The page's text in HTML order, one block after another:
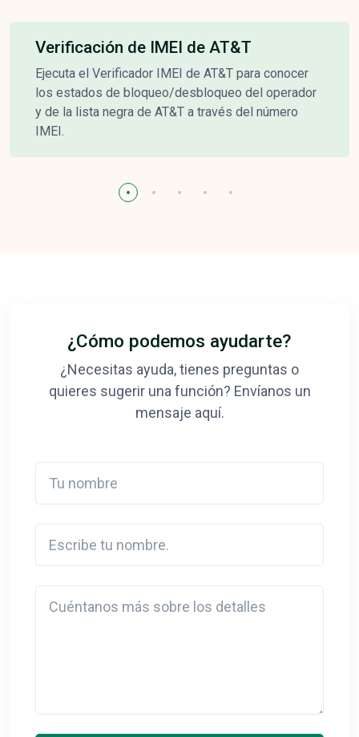
Verificación de IMEI de AT&T
Ejecuta el Verificador IMEI de AT&T para conocer
los estados de bloqueo/desbloqueo del operador
y de la lista negra de AT&T a través del número
IMEI.
¿Cómo podemos ayudarte?
¿Necesitas ayuda, tienes preguntas o
quieres sugerir una función? Envíanos un
mensaje aquí.